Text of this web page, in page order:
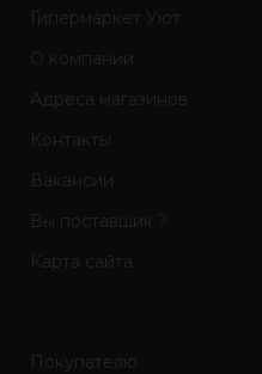
Гипермаркет Уют
О компании
Адреса магазинов
Контакты
Вакансии
Вы поставщик ?
Карта сайта
Покупателю